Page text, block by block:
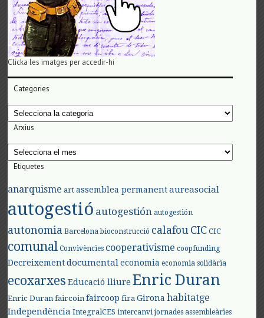
Clicka les imatges per accedir-hi
Categories
Categories
Arxius
Arxius
Etiquetes
anarquisme art assemblea permanent aureasocial
autogestió autogestión autogestión
autonomia Barcelona bioconstrucció calafouCIC CIC
comunal Convivències cooperativisme coopfunding
Decreixement documental economia economia solidària
ecoxarxes Educació lliure Enric Duran
Enric Duran faircoin faircoop fira Girona habitatge
Independència IntegralCES intercanvi jornades assembleàries